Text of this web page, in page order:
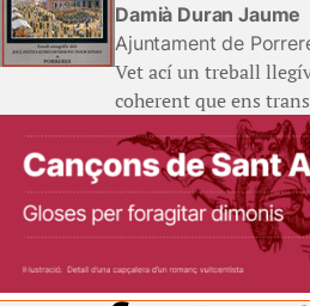
Damià Duran Jaume
Ajuntament de
Vet ací un treball
coherent que ens